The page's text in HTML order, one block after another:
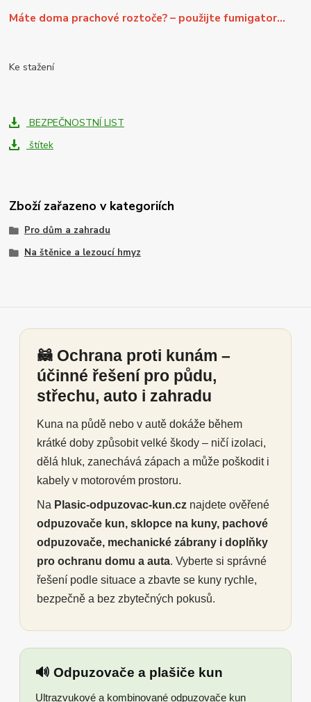
Máte doma prachové roztoče? – použijte fumigator…
Ke stažení
BEZPEČNOSTNÍ LIST
štítek
Zboží zařazeno v kategoriích
Pro dům a zahradu
Na štěnice a lezoucí hmyz
🦝 Ochrana proti kunám –
účinné řešení pro půdu,
střechu, auto i zahradu
Kuna na půdě nebo v autě dokáže během
krátké doby způsobit velké škody – ničí izolaci,
dělá hluk, zanechává zápach a může poškodit i
kabely v motorovém prostoru.
Na Plasic-odpuzovac-kun.cz najdete ověřené
odpuzovače kun, sklopce na kuny, pachové
odpuzovače, mechanické zábrany i doplňky
pro ochranu domu a auta. Vyberte si správné
řešení podle situace a zbavte se kuny rychle,
bezpečně a bez zbytečných pokusů.
🔊 Odpuzovače a plašiče kun
Ultrazvukové a kombinované odpuzovače kun